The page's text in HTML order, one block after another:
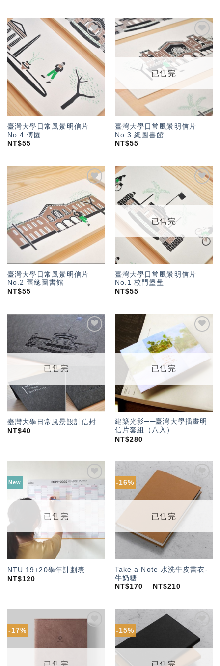
加入
「願
望輕
單」
臺灣大學日常風景明信片
No.4 傅園
NT$55
加入
「願
望輕
已售完
臺灣大學日常風景明信片
No.3 總圖書館
NT$55
「願
望輕
單」
臺灣大學日常風景明信片
No.2 舊總圖書館
NT$55
加入
「願
望輕
已售完
臺灣大學日常風景明信片
No.1 校門堡壘
NT$55
加入
「願
望輕
已售完
臺灣大學日常風景設計信封
NT$40
加入
「願
望輕
單」
已售完
建築光影──臺灣大學插畫明
信片套組（八入）
NT$280
New
加入
「願
望輕
已售完
NTU 19+20學年計劃表
NT$120
-16%
加入
「願
望輕
已售完
Take a Note 水洗牛皮書衣-
牛奶糖
NT$170 – NT$210
-17%
望輕
已售完
-15%
加入
「願
望輕
單」
已售完